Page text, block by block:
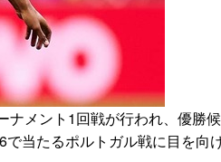
ナメント1回戦が行われ、優勝
当たるポルトガル戦に目を向け